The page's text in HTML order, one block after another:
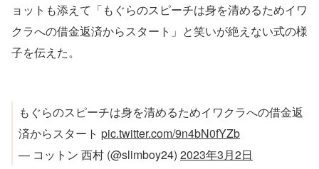
ョットも添えて「もぐらのスピーチは身を清めるためイワ
クラへの借金返済からスタート」と笑いが絶えない式の様
子を伝えた。
もぐらのスピーチは身を清めるためイワクラへの借金返
済からスタート pic.twitter.com/9n4bN0fYZb
— コットン 西村 (@slimboy24) 2023年3月2日